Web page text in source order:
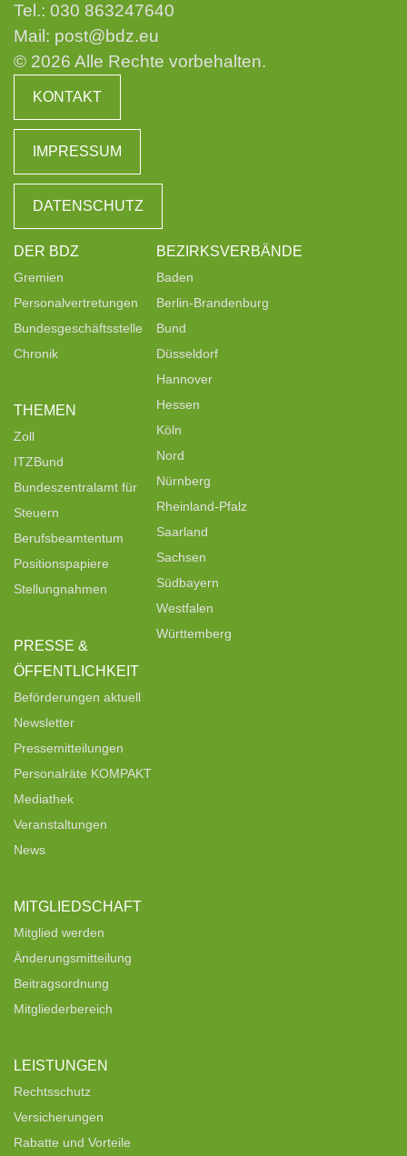
Tel.: 030 863247640
Mail: post@bdz.eu
© 2026 Alle Rechte vorbehalten.
KONTAKT
IMPRESSUM
DATENSCHUTZ
DER BDZ
Gremien
Personalvertretungen
Bundesgeschäftsstelle
Chronik
THEMEN
Zoll
ITZBund
Bundeszentralamt für
Steuern
Berufsbeamtentum
Positionspapiere
Stellungnahmen
PRESSE &
ÖFFENTLICHKEIT
Beförderungen aktuell
Newsletter
Pressemitteilungen
Personalräte KOMPAKT
Mediathek
Veranstaltungen
News
MITGLIEDSCHAFT
Mitglied werden
Änderungsmitteilung
Beitragsordnung
Mitgliederbereich
LEISTUNGEN
Rechtsschutz
Versicherungen
Rabatte und Vorteile
BEZIRKSVERBÄNDE
Baden
Berlin-Brandenburg
Bund
Düsseldorf
Hannover
Hessen
Köln
Nord
Nürnberg
Rheinland-Pfalz
Saarland
Sachsen
Südbayern
Westfalen
Württemberg